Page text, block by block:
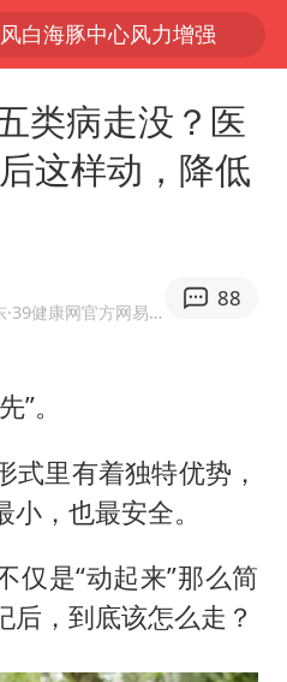
白海豚中心风力增强
四川宜宾市高县4.9级地震致1人死亡
超颖电子拟投资20.86亿建设新项目
外贸延续良好增长态势
奖开幕式
两名乘客在飞机上因调节座椅起冲突
女儿为争财产堵门阻挠父亲出殡
类病走没？医
这样动，降低
·39健康网官方网易号
88
。
式里有着独特优势，
，也最安全。
仅是“动起来”那么简
后，到底该怎么走？